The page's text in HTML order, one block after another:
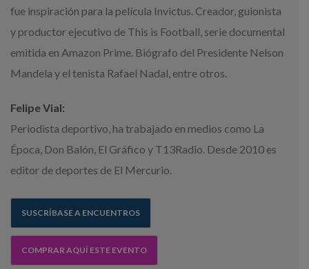
fue inspiración para la película Invictus. Creador, guionista
y productor ejecutivo de This is Football, serie documental
emitida en Amazon Prime. Biógrafo del Presidente Nelson
Mandela y el tenista Rafael Nadal, entre otros.
Felipe Vial:
Periodista deportivo, ha trabajado en medios como La
Época, Don Balón, El Gráfico y T13Radio. Desde 2010 es
editor de deportes de El Mercurio.
SUSCRÍBASE A ENCUENTROS
COMPRAR AQUÍ ESTE EVENTO